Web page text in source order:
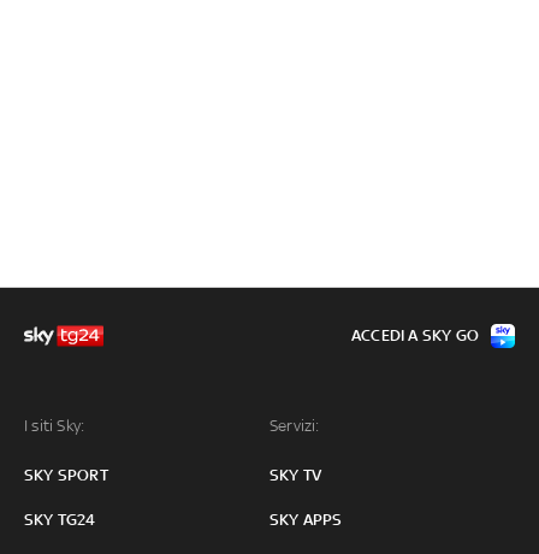
I siti Sky:
SKY SPORT
SKY TG24
Servizi:
SKY TV
SKY APPS
ACCEDI A SKY GO